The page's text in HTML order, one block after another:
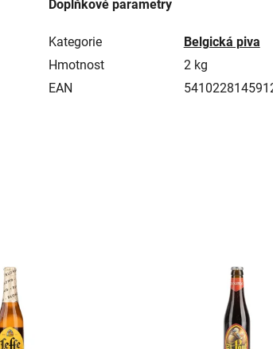
Doplňkové parametry
Kategorie
Belgická piva
Hmotnost
2 kg
EAN